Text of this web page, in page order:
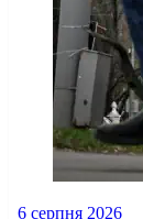
6 серпня 2026